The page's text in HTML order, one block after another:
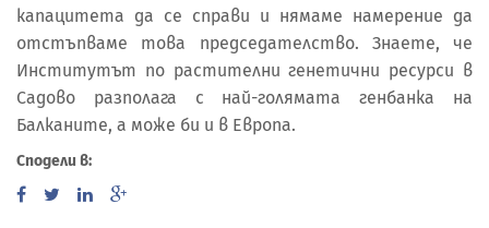
капацитета да се справи и нямаме намерение да
отстъпваме това председателство. Знаете, че
Институтът по растителни генетични ресурси в
Садово разполага с най-голямата генбанка на
Балканите, а може би и в Европа.
Сподели в: